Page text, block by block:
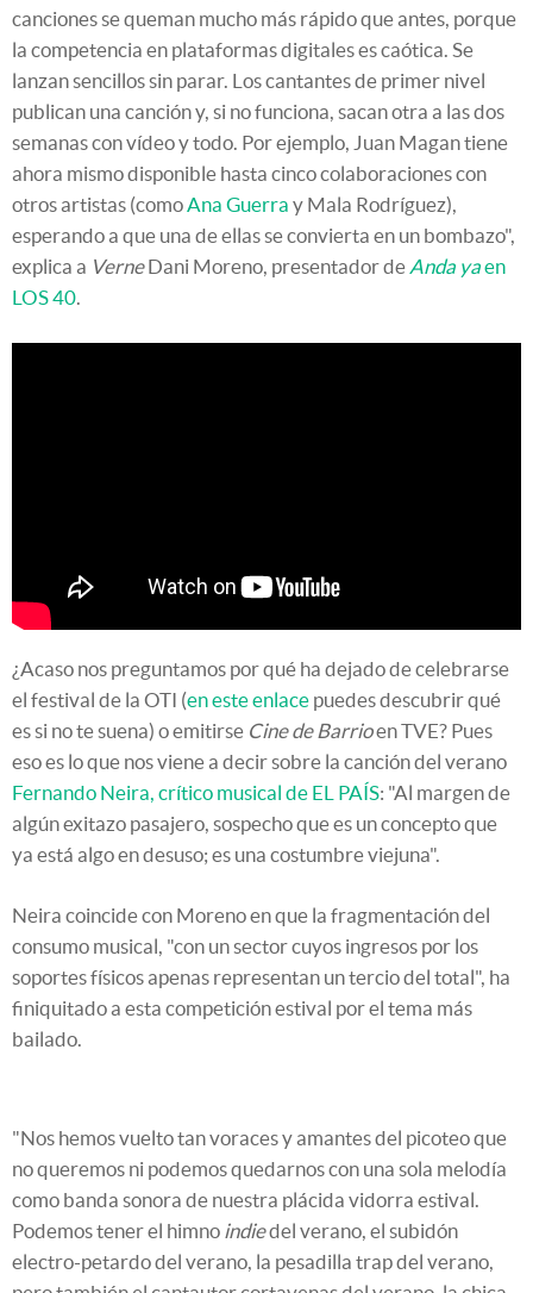
canciones se queman mucho más rápido que antes, porque
la competencia en plataformas digitales es caótica. Se
lanzan sencillos sin parar. Los cantantes de primer nivel
publican una canción y, si no funciona, sacan otra a las dos
semanas con vídeo y todo. Por ejemplo, Juan Magan tiene
ahora mismo disponible hasta cinco colaboraciones con
otros artistas (como Ana Guerra y Mala Rodríguez),
esperando a que una de ellas se convierta en un bombazo",
explica a VerneDani Moreno, presentador de Anda yaen
LOS 40
¿Acaso nos preguntamos por qué ha dejado de celebrarse
el festival de la OTI (en este enlace puedes descubrir qué
es si no te suena) o emitirse Cine de Barrioen TVE? Pues
eso es lo que nos viene a decir sobre la canción del verano
Fernando Neira, crítico musical de EL PAÍS: "Al margen de
algún exitazo pasajero, sospecho que es un concepto que
ya está algo en desuso; es una costumbre viejuna".
Neira coincide con Moreno en que la fragmentación del
consumo musical, "con un sector cuyos ingresos por los
soportes físicos apenas representan un tercio del total", ha
finiquitado a esta competición estival por el tema más
bailado.
"Nos hemos vuelto tan voraces y amantes del picoteo que
no queremos ni podemos quedarnos con una sola melodía
como banda sonora de nuestra plácida vidorra estival.
Podemos tener el himno indiedel verano, el subidón
electro-petardo del verano, la pesadilla trap del verano,